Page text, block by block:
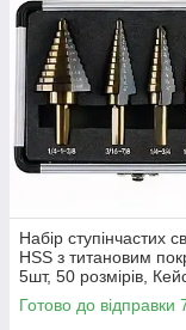
Набір ступінчастих
HSS з титановим
5шт, 50 розмірів,
Готово до відправки